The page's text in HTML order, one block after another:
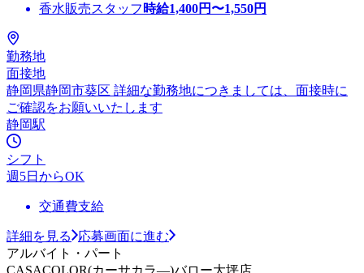
香水販売スタッフ 時給1,400円〜1,550円
勤務地
面接地
静岡県静岡市葵区 詳細な勤務地につきましては、面接時に
ご確認をお願いいたします
静岡駅
シフト
週5日からOK
交通費支給
詳細を見る
応募画面に進む
アルバイト・パート
CASACOLOR(カーサカラ―)バロー大坪店